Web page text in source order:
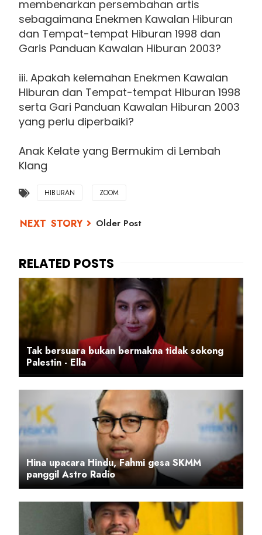
membenarkan persembahan artis
sebagaimana Enekmen Kawalan Hiburan
dan Tempat-tempat Hiburan 1998 dan
Garis Panduan Kawalan Hiburan 2003?
iii. Apakah kelemahan Enekmen Kawalan
Hiburan dan Tempat-tempat Hiburan 1998
serta Gari Panduan Kawalan Hiburan 2003
yang perlu diperbaiki?
Anak Kelate yang Bermukim di Lembah
Klang
HIBURAN ZOOM
Older Post
Tak bersuara bukan bermakna tidak sokong
Palestin - Ella
Hina upacara Hindu, Fahmi gesa SKMM
panggil Astro Radio